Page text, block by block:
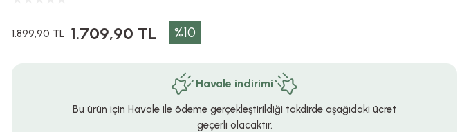
1.899,90 TL 1.709,90 TL %10
Havale indirimi
Bu ürün için Havale ile ödeme gerçekleştirildiği takdirde aşağıdaki ücret
geçerli olacaktır.